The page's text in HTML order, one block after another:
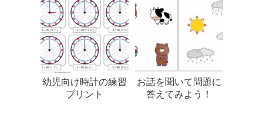
幼児向け時計の練習
プリント
お話を聞いて問題に
答えてみよう！